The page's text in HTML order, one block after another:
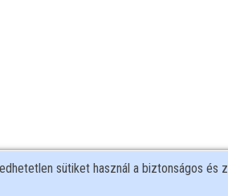
sütiket használ a biztonságos és